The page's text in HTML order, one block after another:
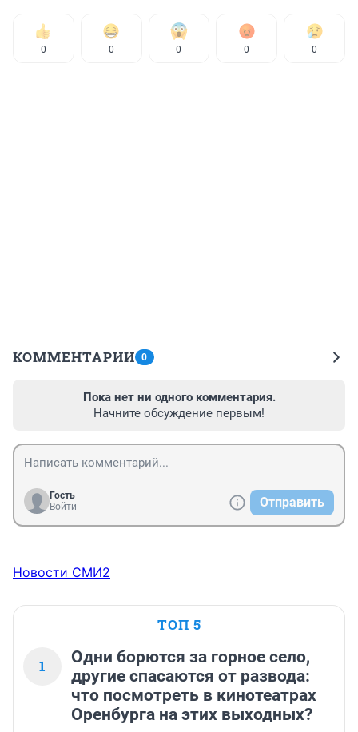
0 0 0 0 0
КОММЕНТАРИИ 0
Пока нет ни одного комментария.
Начните обсуждение первым!
Гость
Войти
Отправить
Новости СМИ2
ТОП 5
1
Одни борются за горное село,
другие спасаются от развода:
что посмотреть в кинотеатрах
Оренбурга на этих выходных?